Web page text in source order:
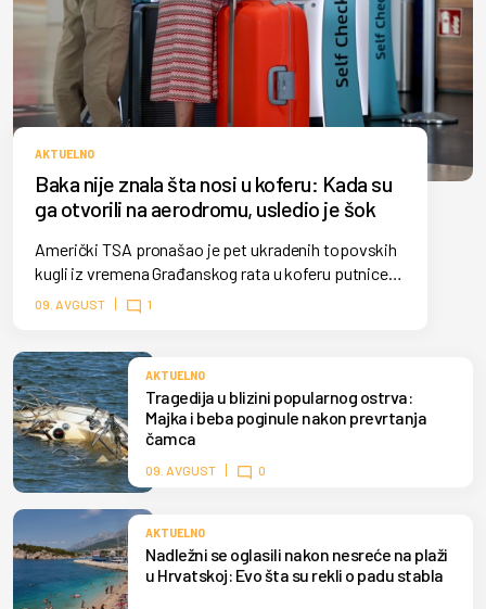
AKTUELNO
Baka nije znala šta nosi u koferu: Kada su
ga otvorili na aerodromu, usledio je šok
Američki TSA pronašao je pet ukradenih topovskih
kugli iz vremena Građanskog rata u koferu putnice
na aerodromu u Alabami. Artefakti su vraćeni
istorijskoj tvrđavi.
09. AVGUST 1
AKTUELNO
Tragedija u blizini popularnog ostrva:
Majka i beba poginule nakon prevrtanja
čamca
09. AVGUST 0
AKTUELNO
Nadležni se oglasili nakon nesreće na plaži
u Hrvatskoj: Evo šta su rekli o padu stabla